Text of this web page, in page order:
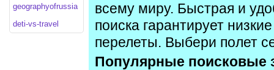
geographyofrussia
deti-vs-travel
всему миру. Быстрая и
поиска гарантирует
перелеты. Выбери полет
Популярные поисковые